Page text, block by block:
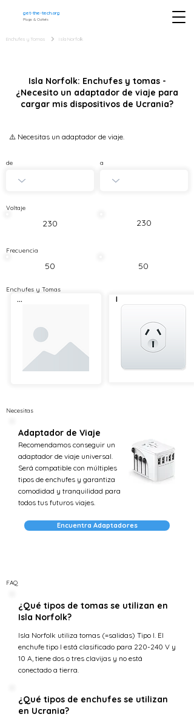
get-the-tech.org
Plugs & Outlets
Enchufes y Tomas Isla Norfolk
Isla Norfolk: Enchufes y tomas -
¿Necesito un adaptador de viaje para
cargar mis dispositivos de Ucrania?
⚠️ Necesitas un adaptador de viaje.
de a
Voltaje
230 230
Frecuencia
50 50
Enchufes y Tomas
... I
Necesitas
Adaptador de Viaje
Recomendamos conseguir un
adaptador de viaje universal.
Será compatible con múltiples
tipos de enchufes y garantiza
comodidad y tranquilidad para
todos tus futuros viajes.
Encuentra Adaptadores
FAQ
¿Qué tipos de tomas se utilizan en
Isla Norfolk?
Isla Norfolk utiliza tomas (=salidas) Tipo I. El
enchufe tipo I está clasificado para 220-240 V y
10 A, tiene dos o tres clavijas y no está
conectado a tierra.
¿Qué tipos de enchufes se utilizan
en Ucrania?